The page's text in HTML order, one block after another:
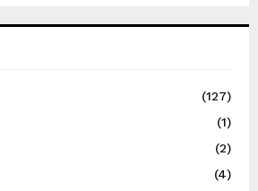
(127)
(1)
(2)
(4)